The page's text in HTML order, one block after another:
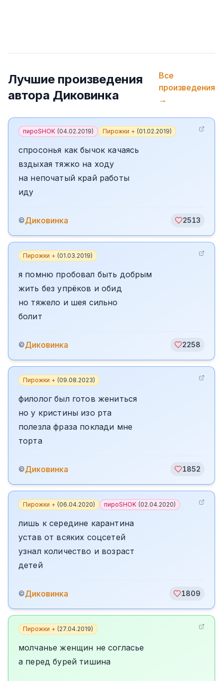
Лучшие произведения
автора Диковинка
Все
произведения
→
пироSHOK (04.02.2019) Пирожки + (01.02.2019)
спросонья как бычок качаясь
вздыхая тяжко на ходу
на непочатый край работы
иду
©Диковинка 2513
Пирожки + (01.03.2019)
я помню пробовал быть добрым
жить без упрёков и обид
но тяжело и шея сильно
болит
©Диковинка 2258
Пирожки + (09.08.2023)
филолог был готов жениться
но у кристины изо рта
полезла фраза поклади мне
торта
©Диковинка 1852
Пирожки + (06.04.2020) пироSHOK (02.04.2020)
лишь к середине карантина
устав от всяких соцсетей
узнал количество и возраст
детей
©Диковинка 1809
Пирожки + (27.04.2019)
молчанье женщин не согласье
а перед бурей тишина